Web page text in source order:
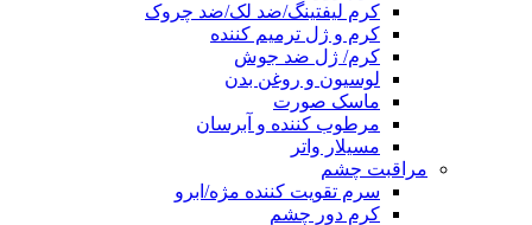
کرم لیفتینگ/ضد لک/ضد چروک
کرم و ژل ترمیم کننده
کرم/ ژل ضد جوش
لوسیون و روغن بدن
ماسک صورت
مرطوب کننده و آبرسان
مسیلار واتر
مراقبت چشم
سرم تقویت کننده مژه/ابرو
کرم دور چشم